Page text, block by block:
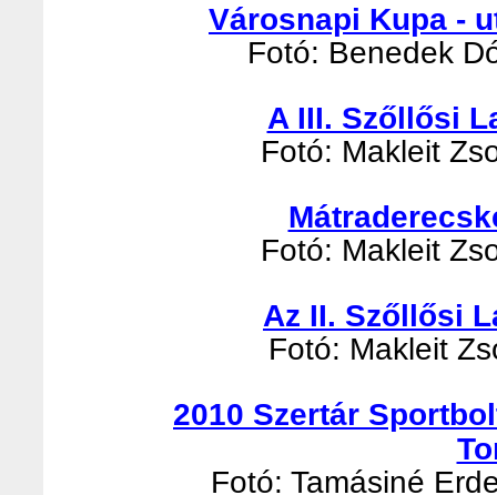
Városnapi Kupa -
Fotó: Benedek
A III. Szőllősi
Fotó: Makleit
Fotó: Makleit
Az II. Szőllősi
Fotó: Makleit
2010 Szertár
Fotó: Tamásiné